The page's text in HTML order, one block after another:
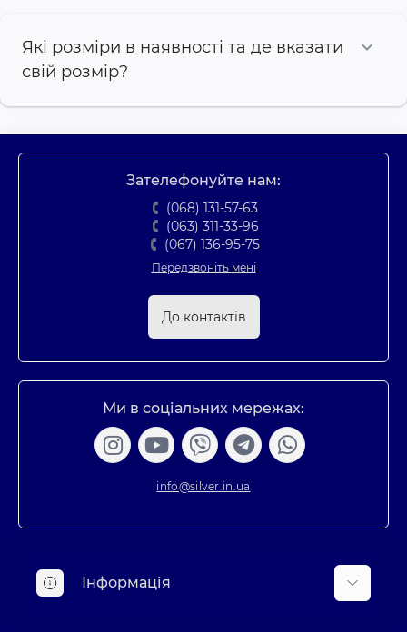
Які розміри в наявності та де вказати
свій розмір?
Зателефонуйте нам:
(068) 131-57-63
(063) 311-33-96
(067) 136-95-75
Передзвоніть мені
До контактів
Ми в соціальних мережах:
info@silver.in.ua
Інформація